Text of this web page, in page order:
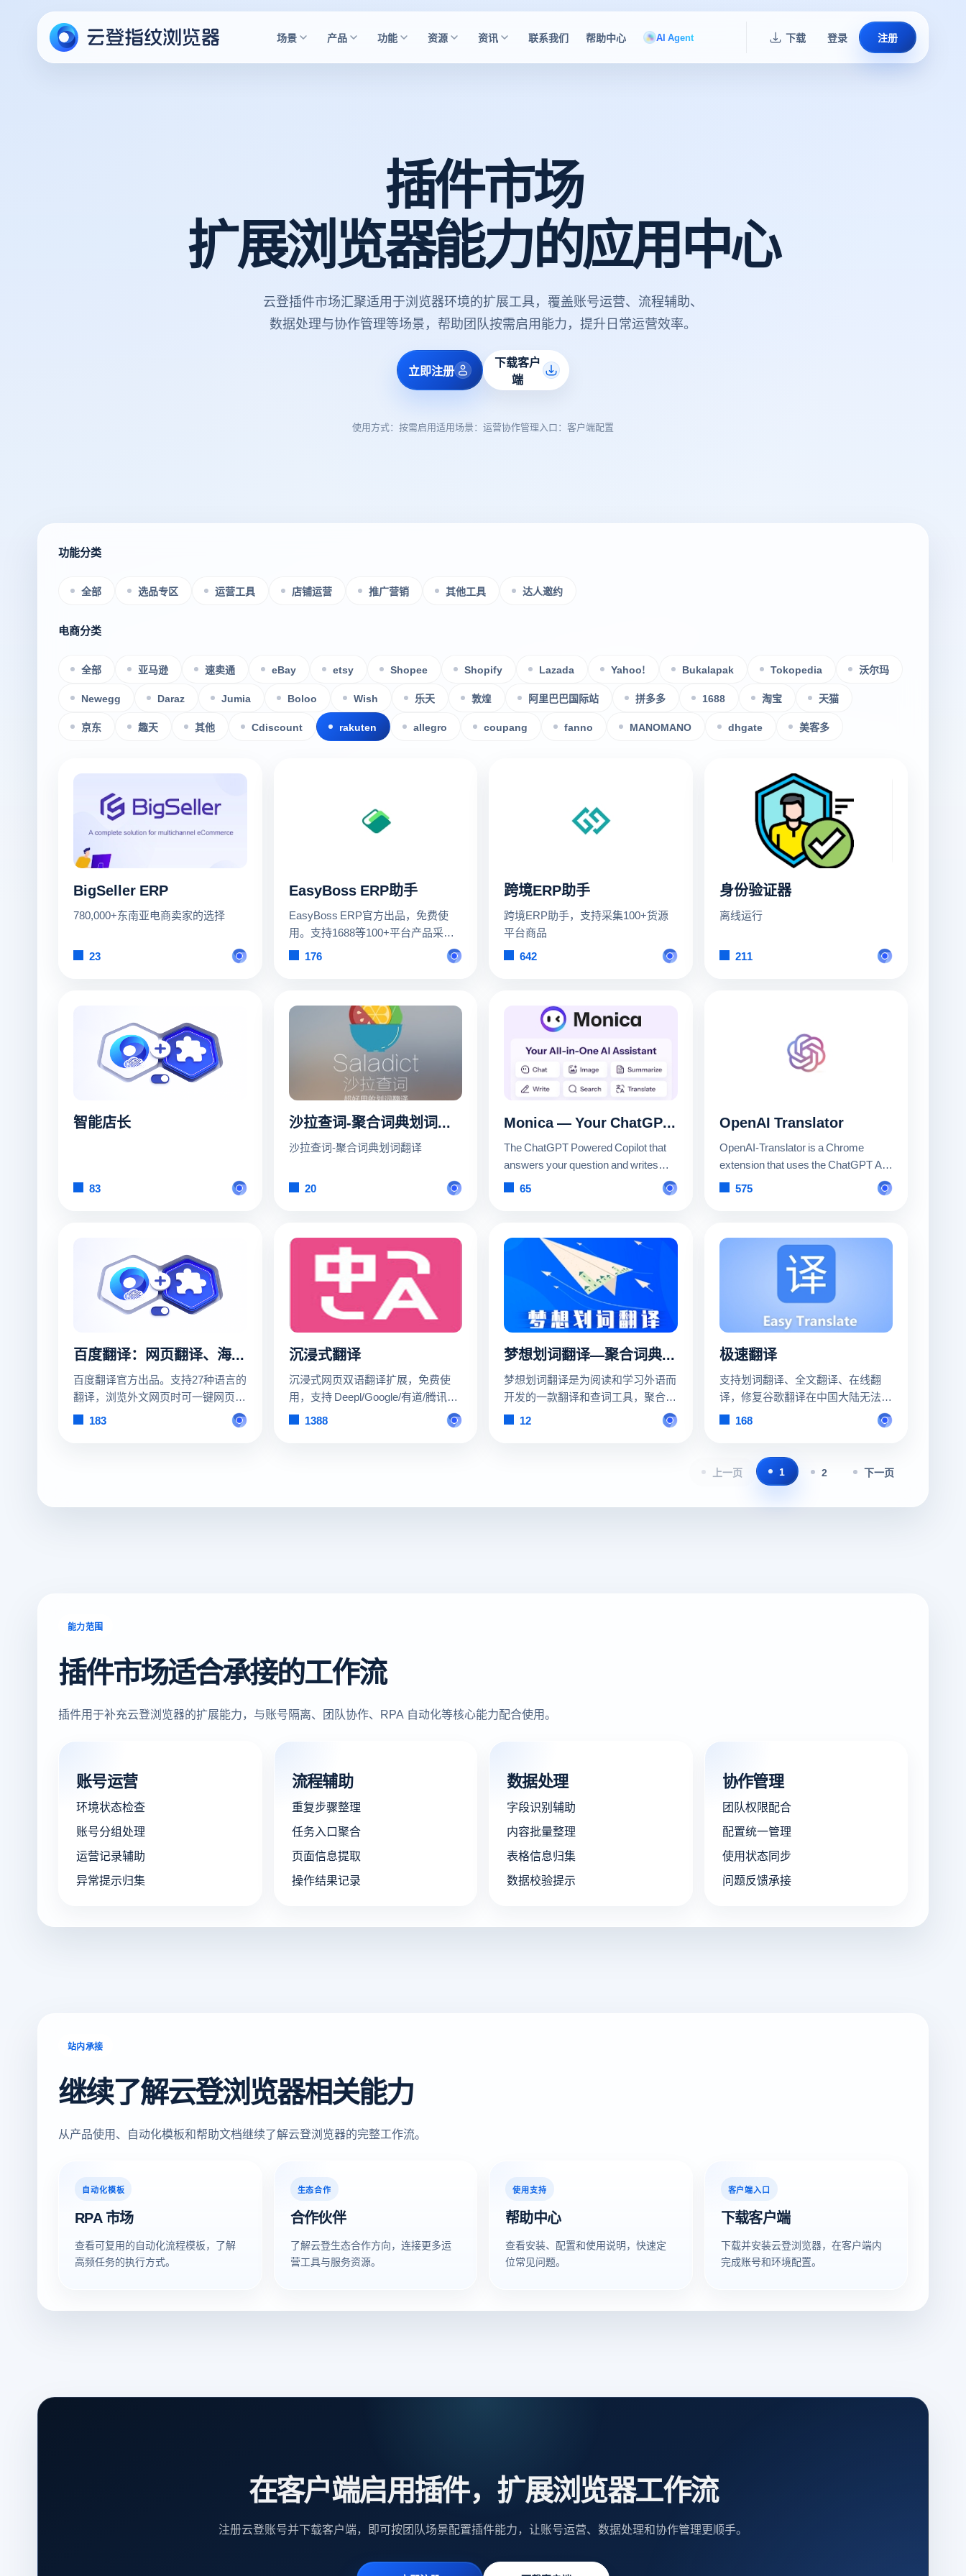
场景 产品 功能 资源 资讯 联系我们 帮助中心 AI Agent 下载 登录 注册
插件市场
扩展浏览器能力的应用中心
云登插件市场汇聚适用于浏览器环境的扩展工具，覆盖账号运营、流程辅助、
数据处理与协作管理等场景，帮助团队按需启用能力，提升日常运营效率。
立即注册
下载客户
端
使用方式：按需启用适用场景：运营协作管理入口：客户端配置
功能分类
全部 选品专区 运营工具 店铺运营 推广营销 其他工具 达人邀约
电商分类
全部 亚马逊 速卖通 eBay etsy Shopee Shopify Lazada Yahoo! Bukalapak Tokopedia
沃尔玛
Newegg
Daraz Jumia Boloo Wish 乐天 敦煌 阿里巴巴国际站 拼多多 1688 淘宝
天猫
京东
趣天 其他 Cdiscount rakuten allegro coupang fanno MANOMANO dhgate 美客多
BigSeller ERP
780,000+东南亚电商卖家的选择
23
EasyBoss ERP助手
EasyBoss ERP官方出品，免费使
用。支持1688等100+平台产品采
集，采集后可快速批量发布到多平台
176
跨境ERP助手
跨境ERP助手，支持采集100+货源
平台商品
642
身份验证器
离线运行
211
智能店长
83
沙拉查词-聚合词典划词翻译
沙拉查词-聚合词典划词翻译
20
Monica — Your ChatGPT Copilot in Chrome
The ChatGPT Powered Copilot that
answers your question and writes
your email. Works on all websites.
65
OpenAI Translator
OpenAI-Translator is a Chrome
extension that uses the ChatGPT API
for translation.
575
百度翻译：网页翻译、海淘神器
百度翻译官方出品。支持27种语言的
翻译，浏览外文网页时可一键网页翻
译、双语对照查看、查询单词结果
等。特别针对20+家海淘网站进行过
183
沉浸式翻译
沉浸式网页双语翻译扩展，免费使
用，支持 Deepl/Google/有道/腾讯翻
译等多个翻译服务，支持
Firefox/Chrome/油猴脚本，亦可在
1388
梦想划词翻译—聚合词典搜索
梦想划词翻译是为阅读和学习外语而
开发的一款翻译和查词工具，聚合数
十款在线词典和在线翻译。
12
极速翻译
支持划词翻译、全文翻译、在线翻
译，修复谷歌翻译在中国大陆无法使
用的问题，自动识别语言，支持上百
168
上一页 1 2 下一页
能力范围
插件市场适合承接的工作流
插件用于补充云登浏览器的扩展能力，与账号隔离、团队协作、RPA 自动化等核心能力配合使用。
账号运营
环境状态检查
账号分组处理
运营记录辅助
异常提示归集
流程辅助
重复步骤整理
任务入口聚合
页面信息提取
操作结果记录
数据处理
字段识别辅助
内容批量整理
表格信息归集
数据校验提示
协作管理
团队权限配合
配置统一管理
使用状态同步
问题反馈承接
站内承接
继续了解云登浏览器相关能力
从产品使用、自动化模板和帮助文档继续了解云登浏览器的完整工作流。
自动化模板
RPA 市场
查看可复用的自动化流程模板，了解
高频任务的执行方式。
生态合作
合作伙伴
了解云登生态合作方向，连接更多运
营工具与服务资源。
使用支持
帮助中心
查看安装、配置和使用说明，快速定
位常见问题。
客户端入口
下载客户端
下载并安装云登浏览器，在客户端内
完成账号和环境配置。
在客户端启用插件，扩展浏览器工作流
注册云登账号并下载客户端，即可按团队场景配置插件能力，让账号运营、数据处理和协作管理更顺手。